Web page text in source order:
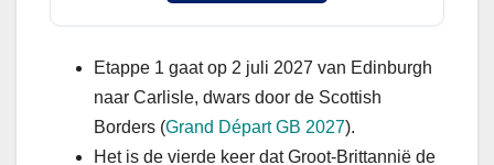
Etappe 1 gaat op 2 juli 2027 van Edinburgh
naar Carlisle, dwars door de Scottish
Borders (Grand Départ GB 2027).
Het is de vierde keer dat Groot-Brittannië de